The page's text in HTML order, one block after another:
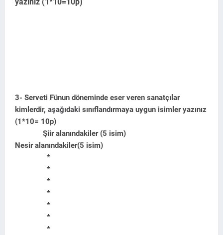
3- Serveti Fünun döneminde eser veren sanatçılar
kimlerdir, aşağıdaki sınıflandırmaya uygun isimler yazınız
(1*10= 10p)
Şiir alanındakiler (5 isim)
Nesir alanındakiler(5 isim)
*
*
*
*
*
*
*